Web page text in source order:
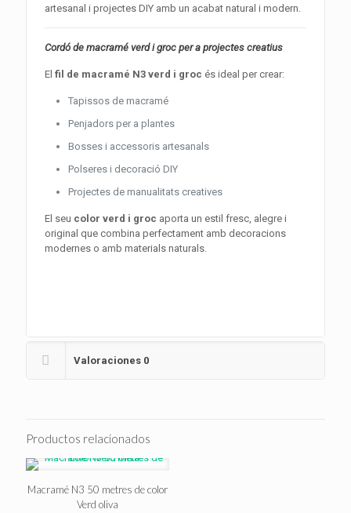
artesanal i projectes DIY amb un acabat natural i modern.
Cordó de macramé verd i groc per a projectes creatius
Elfil de macramé N3 verd i groc és ideal per crear:
Tapissos de macramé
Penjadors per a plantes
Bosses i accessoris artesanals
Polseres i decoració DIY
Projectes de manualitats creatives
El seu color verd i groc aporta un estil fresc, alegre i
original que combina perfectament amb decoracions
modernes o amb materials naturals.
Valoraciones 0
Productos relacionados
Macramé N3 50 metres de color
Verd oliva